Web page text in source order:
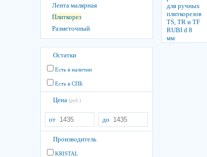
Лента малярная
Плиткорез
Разметочный
Остатки
Есть в наличии
Есть в СПБ
Цена (руб.)
от до
Производитель
KRISTAL